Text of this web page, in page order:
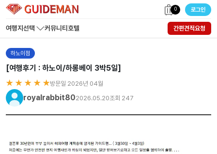
0 로그인
여행지선택 커뮤니티 호텔 간편견적요청
하노이점
[여행후기 : 하노이/하롱베이 3박5일]
★ ★ ★ ★ ★방문일 2026년 04월
royalrabbit802026.05.20조회 247